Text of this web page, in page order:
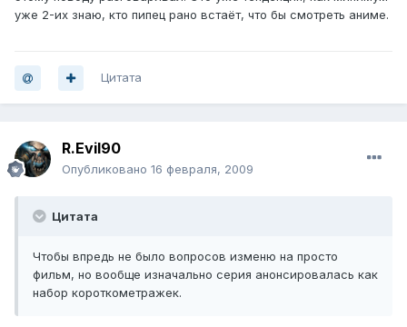
уже 2-их знаю, кто пипец рано встаёт, что бы смотреть аниме.
Цитата
R.Evil90
Опубликовано 16 февраля, 2009
Цитата
Чтобы впредь не было вопросов изменю на просто
фильм, но вообще изначально серия анонсировалась как
набор короткометражек.